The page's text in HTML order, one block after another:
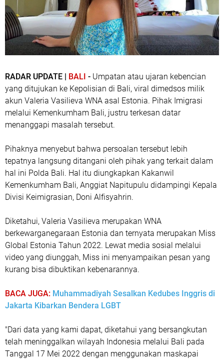
RADAR UPDATE | BALI - Umpatan atau ujaran kebencian
yang ditujukan ke Kepolisian di Bali, viral dimedsos milik
akun Valeria Vasilieva WNA asal Estonia. Pihak Imigrasi
melalui Kemenkumham Bali, justru terkesan datar
menanggapi masalah tersebut.
Pihaknya menyebut bahwa persoalan tersebut lebih
tepatnya langsung ditangani oleh pihak yang terkait dalam
hal ini Polda Bali. Hal itu diungkapkan Kakanwil
Kemenkumham Bali, Anggiat Napitupulu didampingi Kepala
Divisi Keimigrasian, Doni Alfisyahrin.
Diketahui, Valeria Vasilieva merupakan WNA
berkewarganegaraan Estonia dan ternyata merupakan Miss
Global Estonia Tahun 2022. Lewat media sosial melalui
video yang diunggah, Miss ini menyampaikan pesan yang
kurang bisa dibuktikan kebenarannya.
BACA JUGA: Muhammadiyah Sesalkan Kedubes Inggris di
Jakarta Kibarkan Bendera LGBT
"Dari data yang kami dapat, diketahui yang bersangkutan
telah meninggalkan wilayah Indonesia melalui Bali pada
Tanggal 17 Mei 2022 dengan menggunakan maskapai